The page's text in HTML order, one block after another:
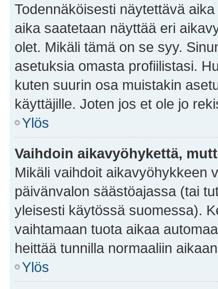
Todennäköisesti näytettävä
aika saatetaan näyttää eri
olet. Mikäli tämä on se syy.
asetuksia omasta profiilistasi.
kuten suurin osa muistakin
käyttäjille. Joten jos et ole jo
Ylös
Vaihdoin aikavyöhykettä,
Mikäli vaihdoit aikavyöhykkeen
päivänvalon säästöajassa (tai
yleisesti käytössä suomessa).
vaihtamaan tuota aikaa
heittää tunnilla normaaliin
Ylös